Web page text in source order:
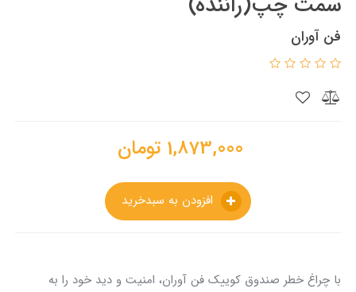
فن آوران
1,873,000 تومان
با چراغ خطر صندوق کوییک فن آوران، امنیت و دید خود را به